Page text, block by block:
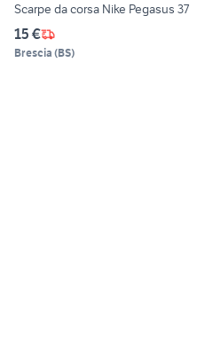
Scarpe da corsa Nike Pegasus 37
15 €
Brescia (BS)